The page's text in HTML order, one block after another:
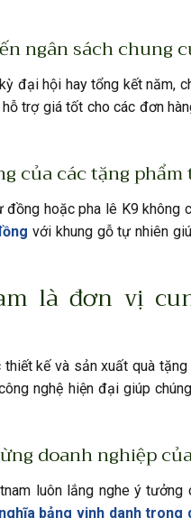
ngân sách chung
đại hội hay tổng kết
trợ giá tốt cho các đơn
của các tặng
hoặc pha lê K9
với khung gỗ tự nhiên
là đơn vị
kế và sản xuất quà
nghệ hiện đại giúp
doanh nghiệp
luôn lắng nghe ý
bảng vinh danh trong